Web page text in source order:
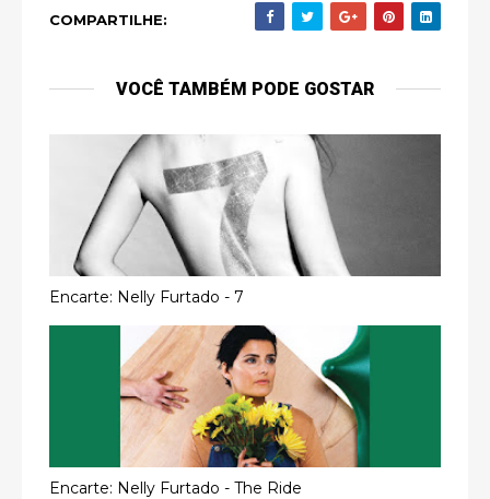
COMPARTILHE:
VOCÊ TAMBÉM PODE GOSTAR
Encarte: Nelly Furtado - 7
Encarte: Nelly Furtado - The Ride